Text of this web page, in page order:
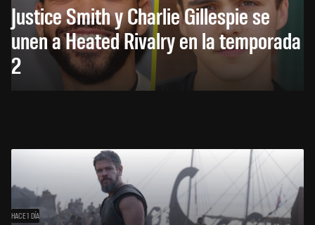
Justice Smith y Charlie Gillespie se
unen a Heated Rivalry en la temporada
2
HACE 1 DÍA